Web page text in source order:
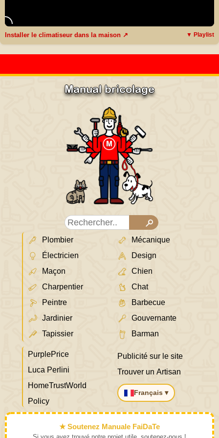
Installer le climatiseur dans la maison ↗ ▼ Playlist
Manual bricolage
Plombier
Électricien
Maçon
Charpentier
Peintre
Jardinier
Tapissier
Mécanique
Design
Chien
Chat
Barbecue
Gouvernante
Barman
PurplePrice
Luca Perlini
HomeTrustWorld
Policy
Publicité sur le site
Trouver un Artisan
Français ▾
★ Soutenez Manuale FaiDaTe